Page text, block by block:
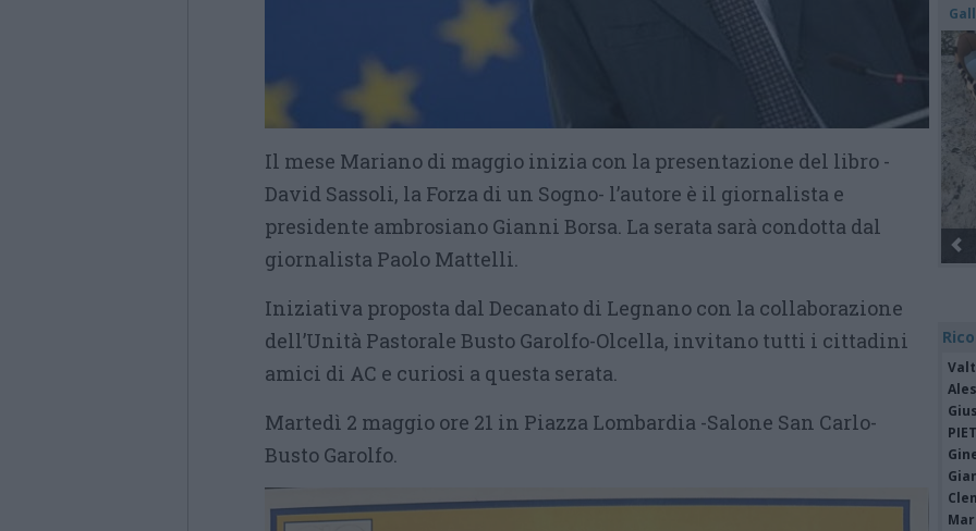
Il mese Mariano di maggio inizia con la presentazione del libro -
David Sassoli, la Forza di un Sogno- l’autore è il giornalista e
presidente ambrosiano Gianni Borsa. La serata sarà condotta dal
giornalista Paolo Mattelli.
Iniziativa proposta dal Decanato di Legnano con la collaborazione
dell’Unità Pastorale Busto Garolfo-Olcella, invitano tutti i cittadini
amici di AC e curiosi a questa serata.
Martedì 2 maggio ore 21 in Piazza Lombardia -Salone San Carlo-
Busto Garolfo.